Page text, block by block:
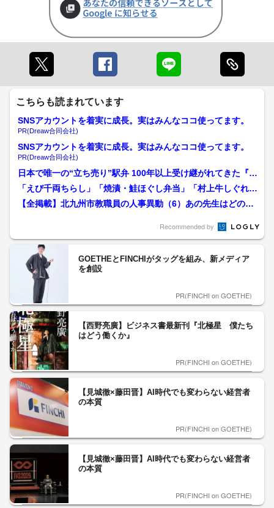
こちらも読まれています
SNSアカウントを着実に成長。実はみんなココ使ってます。
PR(Dreaw合同会社)
SNSアカウントを着実に成長。実はみんなココ使ってます。
PR(Dreaw合同会社)
日本で唯一の“立ち売り”駅弁 100年以上受け継がれてきた『折
尾名物』 商店街に...
「えび千両ちらし」「焼漬・鮭ほぐし弁当」「村上牛しぐれ弁
当」 新潟駅の人気駅弁ベ...
【全掲載】北九州市教職員の人事異動（6）あの先生はどの学
Recommended by
GOETHEとFINCHIがタッグを組み、新メディア
を創設
PR(FINCHI on GOETHE)
【西野亮廣】ビジネス書最新刊『北極星 僕たち
はどう働くか』
PR(FINCHI on GOETHE)
【見城徹×藤田晋】AI時代でも変わらない経営者
の本質
PR(FINCHI on GOETHE)
【見城徹×藤田晋】AI時代でも変わらない経営者
の本質
PR(FINCHI on GOETHE)